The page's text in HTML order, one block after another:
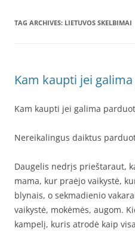
TAG ARCHIVES: LIETUVOS SKELBIMAI
Kam kaupti jei
Kam kaupti jei galima
Nereikalingus daiktus
Daugelis nedrįs prieštaraut,
mama, kur praėjo vaikystė,
blynais, o sekmadienio
vaikystė, mokėmės, augom.
kampelį, kuris atrodė kaip